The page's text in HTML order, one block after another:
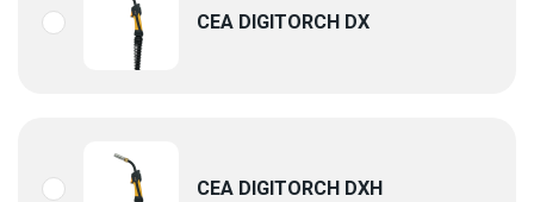
CEA DIGITORCH DX
CEA DIGITORCH DXH